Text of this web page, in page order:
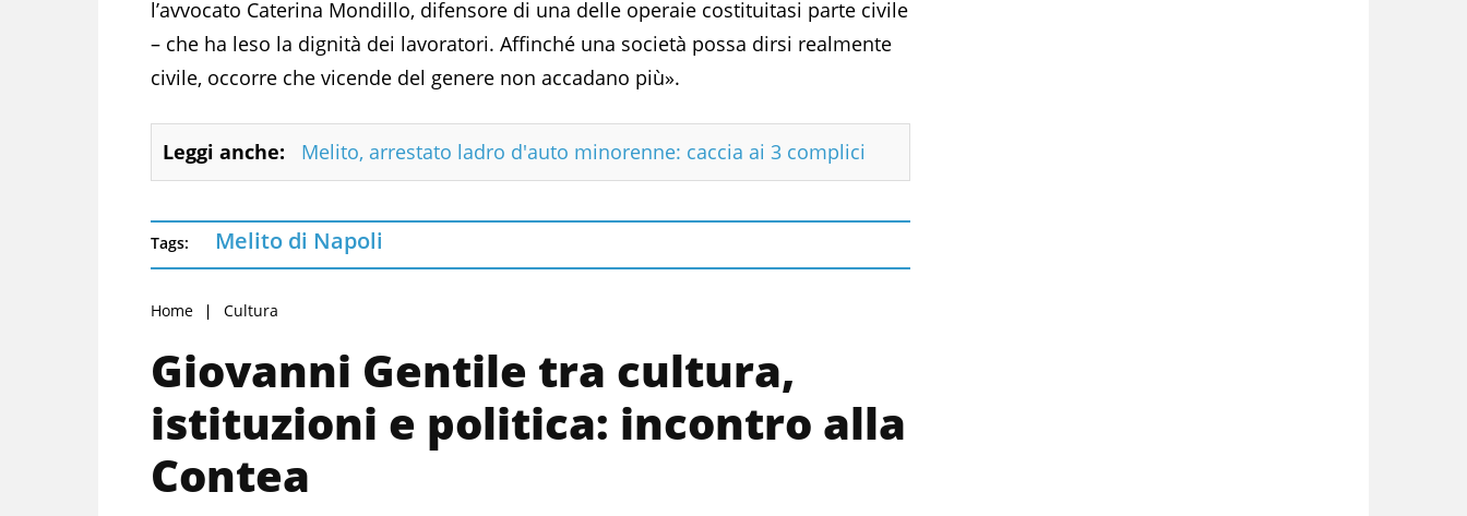
l’avvocato Caterina Mondillo, difensore di una delle operaie costituitasi parte civile
– che ha leso la dignità dei lavoratori. Affinché una società possa dirsi realmente
civile, occorre che vicende del genere non accadano più».
Leggi anche: Melito, arrestato ladro d'auto minorenne: caccia ai 3 complici
Tags: Melito di Napoli
Home Cultura
Giovanni Gentile tra cultura,
istituzioni e politica: incontro alla
Contea